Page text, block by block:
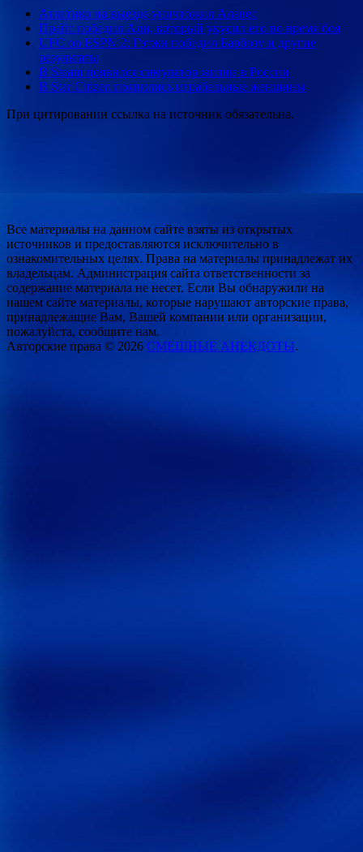
Атлетико на выезде уничтожил Алавес
Прайс победил Али, который укусил его во время боя
UFC on ESPN 2: Гэтжи победил Барбозу и другие
результаты
В Steam появился симулятор жизни в России
В Star Citizen появились играбельные женщины
При цитировании ссылка на источник обязательна.
Все материалы на данном сайте взяты из открытых
источников и предоставляются исключительно в
ознакомительных целях. Права на материалы принадлежат их
владельцам. Администрация сайта ответственности за
содержание материала не несет. Если Вы обнаружили на
нашем сайте материалы, которые нарушают авторские права,
принадлежащие Вам, Вашей компании или организации,
пожалуйста, сообщите нам.
Авторские права © 2026 СМЕШНЫЕ АНЕКДОТЫ.